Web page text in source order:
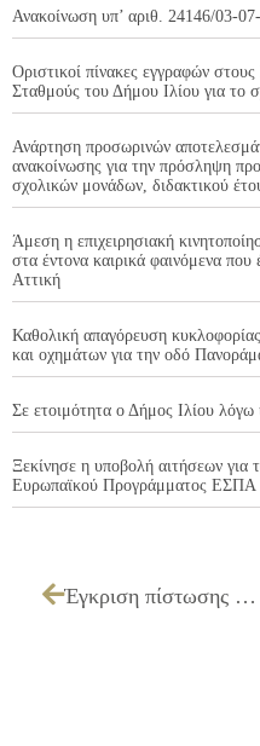
Ανακοίνωση υπ’ αριθ. 24146/03-
Οριστικοί πίνακες εγγραφών
Σταθμούς του Δήμου Ιλίου για το
Ανάρτηση προσωρινών
ανακοίνωσης για την πρόσληψη
σχολικών μονάδων, διδακτικού
Άμεση η επιχειρησιακή
στα έντονα καιρικά φαινόμενα
Αττική
Καθολική απαγόρευση
και οχημάτων για την οδό
Σε ετοιμότητα ο Δήμος Ιλίου
Ξεκίνησε η υποβολή αιτήσεων
Ευρωπαϊκού Προγράμματος ΕΣΠΑ
Έγκριση πίστωσης ποσού 4.305,00€ με Φ.Π.Α. για την θεατρική παράσταση με το έργο «Το Γάλα» στις 14/10/2011 στο θέατρο του ΔΗ.ΚΕ.Π.Α. στο πλαίσιο των εκδηλώσεων Πολιτιστικός Σεπτέμβρης 2011